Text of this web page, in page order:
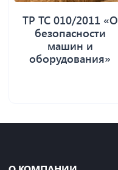
ТР ТС 010/2011 «О
безопасности
машин и
оборудования»